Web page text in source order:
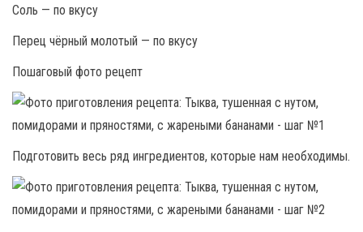
Соль — по вкусу
Перец чёрный молотый — по вкусу
Пошаговый фото рецепт
Подготовить весь ряд ингредиентов, которые нам необходимы.